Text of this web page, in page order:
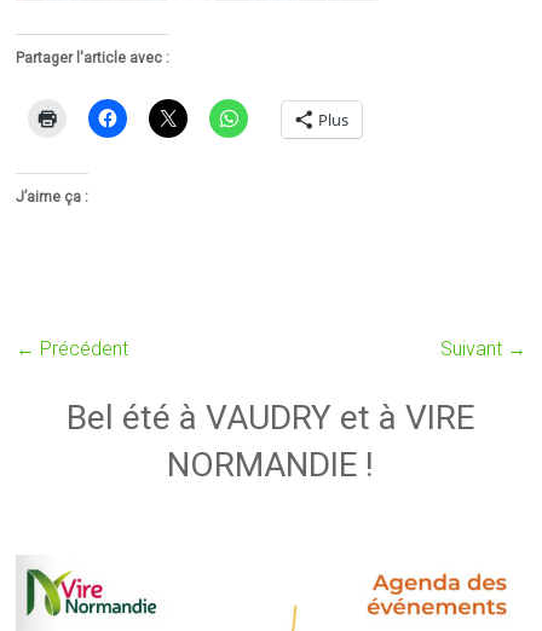
Partager l'article avec :
Plus
J’aime ça :
← Précédent Suivant →
Bel été à VAUDRY et à VIRE
NORMANDIE !